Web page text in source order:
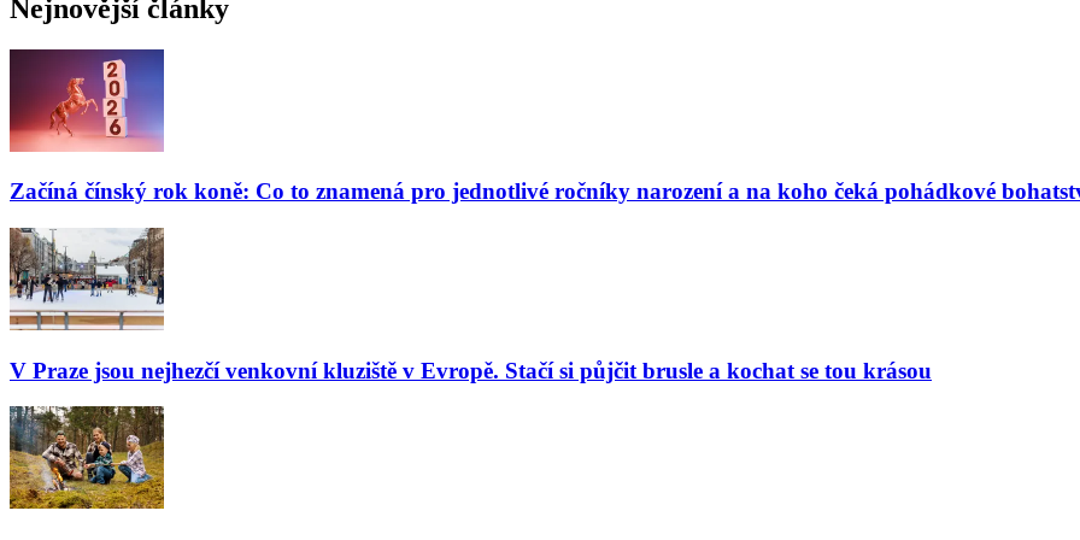
Nejnovější články
Začíná čínský rok koně: Co to znamená pro jednotlivé ročníky narození a na koho čeká pohádkové
V Praze jsou nejhezčí venkovní kluziště v Evropě. Stačí si půjčit brusle a kochat se tou krásou